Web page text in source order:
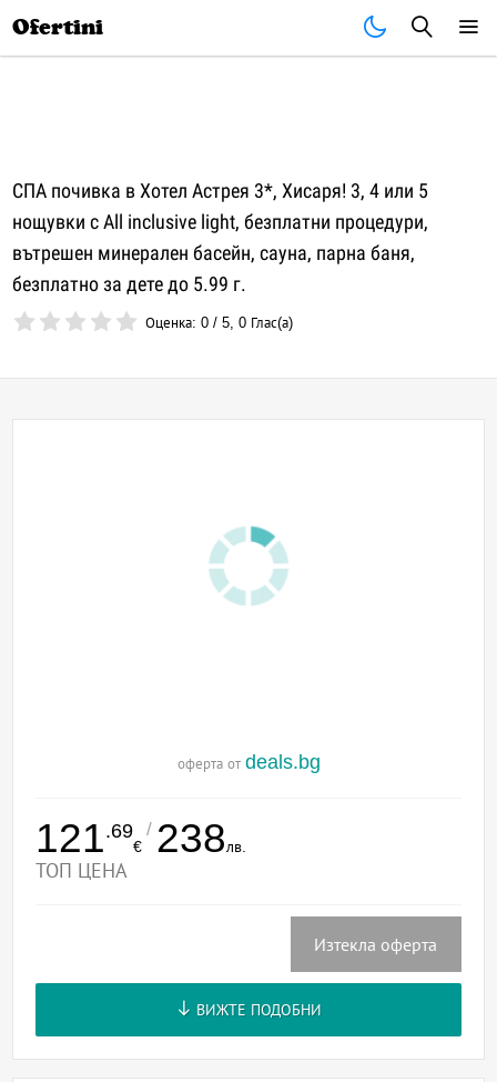
Ofertini
СПА почивка в Хотел Астрея 3*, Хисаря! 3, 4 или 5
нощувки с All inclusive light, безплатни процедури,
вътрешен минерален басейн, сауна, парна баня,
безплатно за дете до 5.99 г.
Оценка:0 /5,0 Глас(а)
оферта от deals.bg
121.69
€
/ 238лв.
ТОП ЦЕНА
Изтекла оферта
ВИЖТЕ ПОДОБНИ